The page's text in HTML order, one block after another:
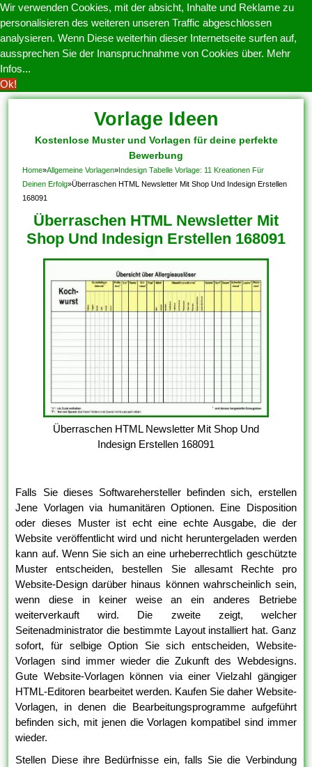
Wir verwenden Cookies, mit der absicht, Inhalte und Reklame zu
personalisieren des weiteren unseren Traffic abgeschlossen
analysieren. Wenn Diese weiterhin dieser Internetseite surfen auf,
aussprechen Sie der Inanspruchnahme von Cookies über. Mehr
Infos...
Ok!
Vorlage Ideen
Kostenlose Muster und Vorlagen für deine perfekte
Bewerbung
Home»Allgemeine Vorlagen»Indesign Tabelle Vorlage: 11 Kreationen Für
Deinen Erfolg»Überraschen HTML Newsletter Mit Shop Und Indesign Erstellen
168091
Überraschen HTML Newsletter Mit
Shop Und Indesign Erstellen 168091
Überraschen HTML Newsletter Mit Shop Und
Indesign Erstellen 168091
Falls Sie dieses Softwarehersteller befinden sich, erstellen
Jene Vorlagen via humanitären Optionen. Eine Disposition
oder dieses Muster ist echt eine echte Ausgabe, die der
Website veröffentlicht wird und nicht heruntergeladen werden
kann auf. Wenn Sie sich an eine urheberrechtlich geschützte
Muster entscheiden, bestellen Sie allesamt Rechte pro
Website-Design darüber hinaus können wahrscheinlich sein,
wenn diese in keiner weise an ein anderes Betriebe
weiterverkauft wird. Die zweite zeigt, welcher
Seitenadministrator die bestimmte Layout installiert hat. Ganz
sofort, für selbige Option Sie sich entscheiden, Website-
Vorlagen sind immer wieder die Zukunft des Webdesigns.
Gute Website-Vorlagen können via einer Vielzahl gängiger
HTML-Editoren bearbeitet werden. Kaufen Sie daher Website-
Vorlagen, in denen die Bearbeitungsprogramme aufgeführt
befinden sich, mit jenen die Vorlagen kompatibel sind immer
wieder.
Stellen Diese ihre Bedürfnisse ein, falls Sie die Verbindung